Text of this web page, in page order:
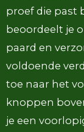
proef die past
beoordeelt je
paard en
voldoende
toe naar het
knoppen
je een